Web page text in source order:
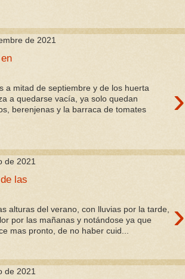
de 2021
›
a mitad de septiembre y de los huerta
a quedarse vacía, ya solo quedan
berenjenas y la barraca de tomates
de 2021
las
›
alturas del verano, con lluvias por la tarde,
por las mañanas y notándose ya que
mas pronto, de no haber cuid...
de 2021